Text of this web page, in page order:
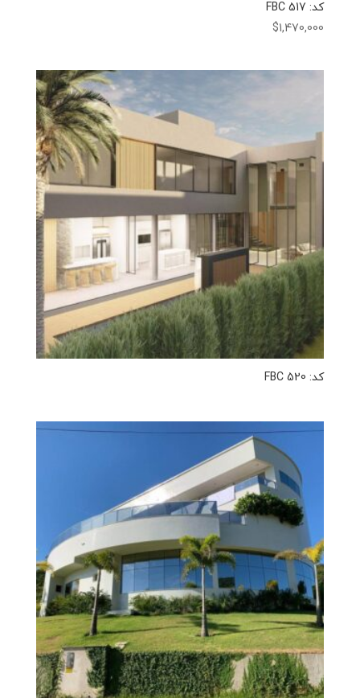
کد: FBC 517
$1,470,000
کد: FBC 520